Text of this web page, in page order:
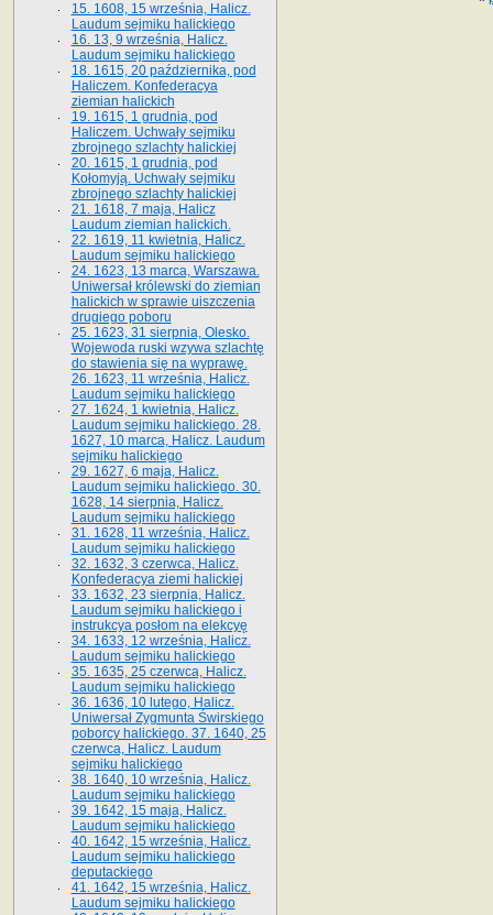
15. 1608, 15 września, Halicz.
Laudum sejmiku halickiego
16. 13, 9 września, Halicz.
Laudum sejmiku halickiego
18. 1615, 20 października, pod
Haliczem. Konfederacya
ziemian halickich
19. 1615, 1 grudnia, pod
Haliczem. Uchwały sejmiku
zbrojnego szlachty halickiej
20. 1615, 1 grudnia, pod
Kołomyją. Uchwały sejmiku
zbrojnego szlachty halickiej
21. 1618, 7 maja, Halicz
Laudum ziemian halickich.
22. 1619, 11 kwietnia, Halicz.
Laudum sejmiku halickiego
24. 1623, 13 marca, Warszawa.
Uniwersał królewski do ziemian
halickich w sprawie uiszczenia
drugiego poboru
25. 1623, 31 sierpnia, Olesko.
Wojewoda ruski wzywa szlachtę
do stawienia się na wyprawę.
26. 1623, 11 września, Halicz.
Laudum sejmiku halickiego
27. 1624, 1 kwietnia, Halicz.
Laudum sejmiku halickiego. 28.
1627, 10 marca, Halicz. Laudum
sejmiku halickiego
29. 1627, 6 maja, Halicz.
Laudum sejmiku halickiego. 30.
1628, 14 sierpnia, Halicz.
Laudum sejmiku halickiego
31. 1628, 11 września, Halicz.
Laudum sejmiku halickiego
32. 1632, 3 czerwca, Halicz.
Konfederacya ziemi halickiej
33. 1632, 23 sierpnia, Halicz.
Laudum sejmiku halickiego i
instrukcya posłom na elekcyę
34. 1633, 12 września, Halicz.
Laudum sejmiku halickiego
35. 1635, 25 czerwca, Halicz.
Laudum sejmiku halickiego
36. 1636, 10 lutego, Halicz.
Uniwersał Zygmunta Świrskiego
poborcy halickiego. 37. 1640, 25
czerwca, Halicz. Laudum
sejmiku halickiego
38. 1640, 10 września, Halicz.
Laudum sejmiku halickiego
39. 1642, 15 maja, Halicz.
Laudum sejmiku halickiego
40. 1642, 15 września, Halicz.
Laudum sejmiku halickiego
deputackiego
41. 1642, 15 września, Halicz.
Laudum sejmiku halickiego